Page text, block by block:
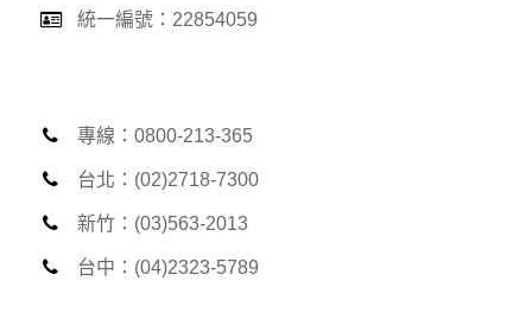
統一編號：22854059
專線：0800-213-365
台北：(02)2718-7300
新竹：(03)563-2013
台中：(04)2323-5789